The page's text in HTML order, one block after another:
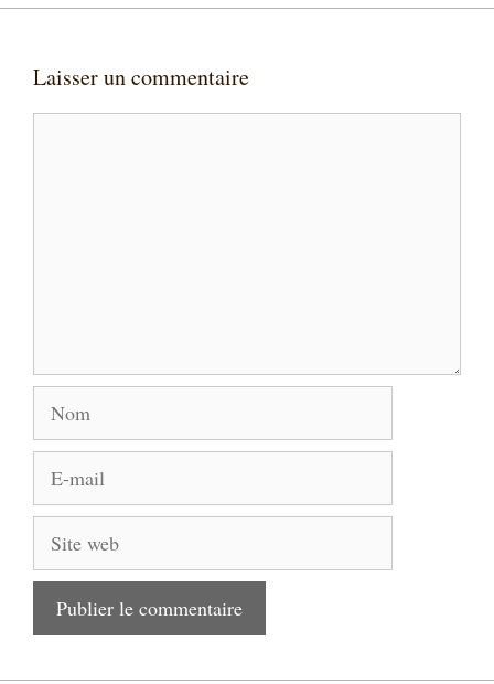
Laisser un commentaire
Nom
mail
Site
web